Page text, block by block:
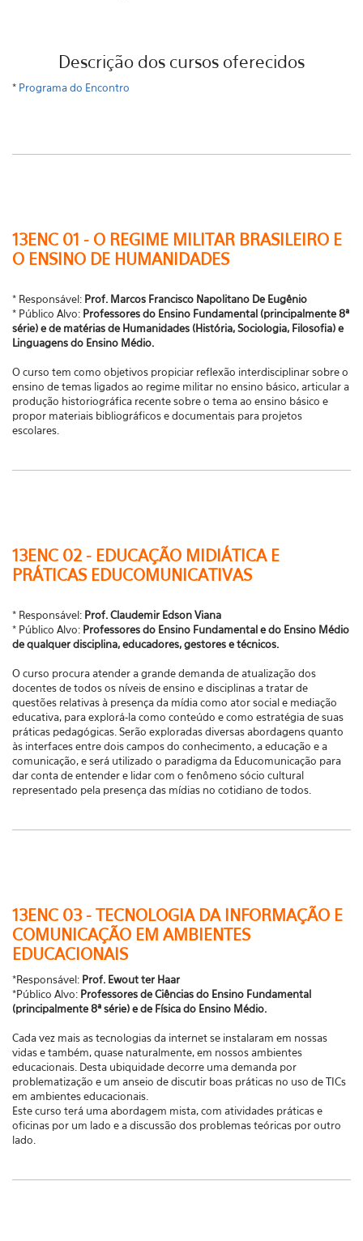
Descrição dos cursos oferecidos
* Programa do Encontro
13ENC 01 - O REGIME MILITAR BRASILEIRO E
O ENSINO DE HUMANIDADES
* Responsável: Prof. Marcos Francisco Napolitano De Eugênio
* Público Alvo: Professores do Ensino Fundamental (principalmente 8ª
série) e de matérias de Humanidades (História, Sociologia, Filosofia) e
Linguagens do Ensino Médio.
O curso tem como objetivos propiciar reflexão interdisciplinar sobre o
ensino de temas ligados ao regime militar no ensino básico, articular a
produção historiográfica recente sobre o tema ao ensino básico e
propor materiais bibliográficos e documentais para projetos
escolares.
13ENC 02 - EDUCAÇÃO MIDIÁTICA E
PRÁTICAS EDUCOMUNICATIVAS
* Responsável: Prof. Claudemir Edson Viana
* Público Alvo: Professores do Ensino Fundamental e do Ensino Médio
de qualquer disciplina, educadores, gestores e técnicos.
O curso procura atender a grande demanda de atualização dos
docentes de todos os níveis de ensino e disciplinas a tratar de
questões relativas à presença da mídia como ator social e mediação
educativa, para explorá-la como conteúdo e como estratégia de suas
práticas pedagógicas. Serão exploradas diversas abordagens quanto
às interfaces entre dois campos do conhecimento, a educação e a
comunicação, e será utilizado o paradigma da Educomunicação para
dar conta de entender e lidar com o fenômeno sócio cultural
representado pela presença das mídias no cotidiano de todos.
13ENC 03 - TECNOLOGIA DA INFORMAÇÃO E
COMUNICAÇÃO EM AMBIENTES
EDUCACIONAIS
*Responsável: Prof. Ewout ter Haar
*Público Alvo: Professores de Ciências do Ensino Fundamental
(principalmente 8ª série) e de Física do Ensino Médio.
Cada vez mais as tecnologias da internet se instalaram em nossas
vidas e também, quase naturalmente, em nossos ambientes
educacionais. Desta ubiquidade decorre uma demanda por
problematização e um anseio de discutir boas práticas no uso de TICs
em ambientes educacionais.
Este curso terá uma abordagem mista, com atividades práticas e
oficinas por um lado e a discussão dos problemas teóricas por outro
lado.